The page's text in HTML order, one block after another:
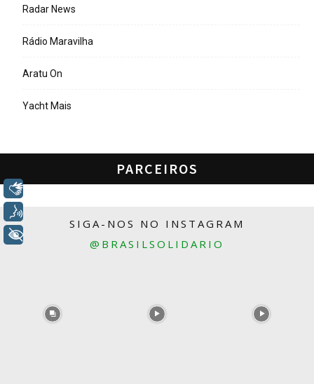
Radar News
Rádio Maravilha
Aratu On
Yacht Mais
PARCEIROS
SIGA-NOS NO INSTAGRAM
@BRASILSOLIDARIO
Libras